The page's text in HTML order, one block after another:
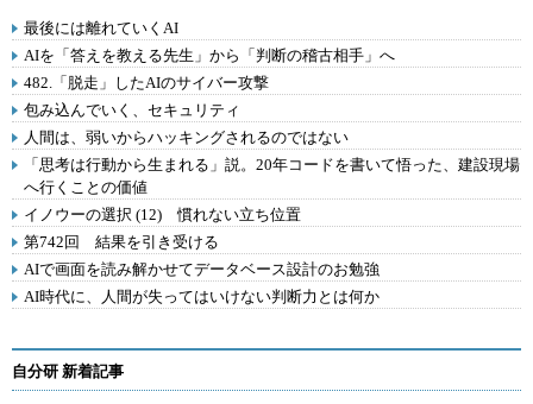
最後には離れていくAI
AIを「答えを教える先生」から「判断の稽古相手」へ
482.「脱走」したAIのサイバー攻撃
包み込んでいく、セキュリティ
人間は、弱いからハッキングされるのではない
「思考は行動から生まれる」説。20年コードを書いて悟った、建設現場
へ行くことの価値
イノウーの選択 (12) 慣れない立ち位置
第742回 結果を引き受ける
AIで画面を読み解かせてデータベース設計のお勉強
AI時代に、人間が失ってはいけない判断力とは何か
自分研 新着記事